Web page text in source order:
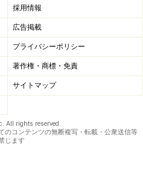
をしき、くるくると巻く。
採用情報
広告掲載
プライバシーポリシー
著作権・商標・免責
サイトマップ
All rights reserved.
のコンテンツの無断複写・転載・公衆送信等
じます